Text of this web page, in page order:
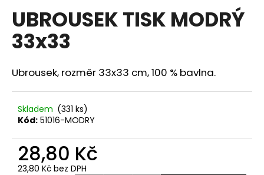
produktu
je
0,0
z
hvězdiček.
UBROUSEK TISK MODRÝ
33x33
Ubrousek, rozměr 33x33 cm, 100 % bavlna.
Skladem (331 ks)
Kód: 51016-MODRY
28,80 Kč
23,80 Kč bez DPH
a
j
í
?
HLEDAT